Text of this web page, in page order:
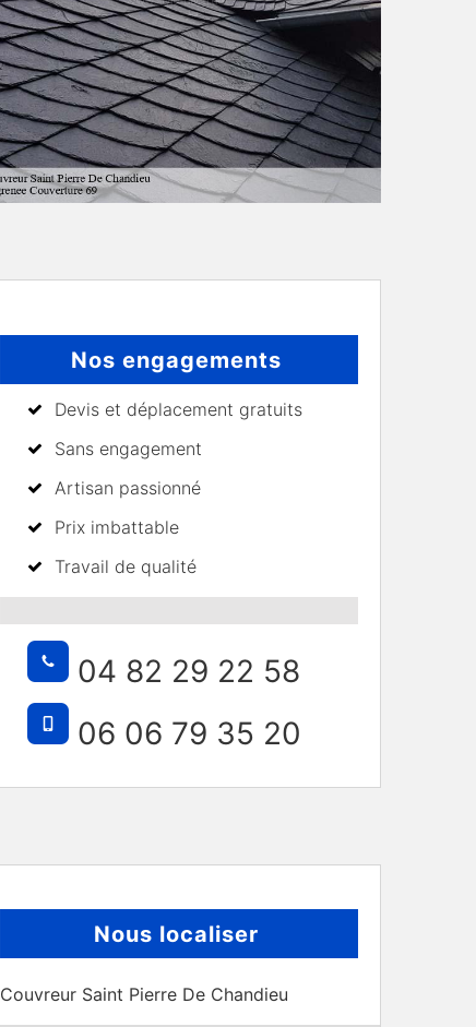
Nos engagements
Devis et déplacement gratuits
Sans engagement
Artisan passionné
Prix imbattable
Travail de qualité
04 82 29 22 58
06 06 79 35 20
Nous localiser
Couvreur Saint Pierre De Chandieu